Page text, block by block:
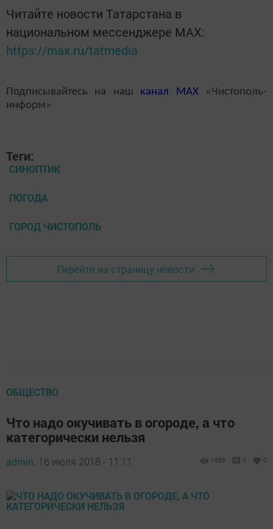
Читайте новости Татарстана в
национальном мессенджере MАХ:
https://max.ru/tatmedia
Подписывайтесь на наш канал MAX«Чистополь-
информ»
Теги:
СИНОПТИК
ПОГОДА
ГОРОД ЧИСТОПОЛЬ
Перейти на страницу новости
ОБЩЕСТВО
Что надо окучивать в огороде, а что
категорически нельзя
admin, 16 июля 2018 - 11:11 1658 0 0